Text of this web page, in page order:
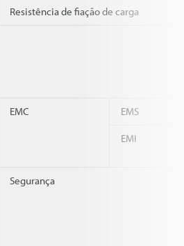
Resistência de fiação de carga
EMC EMS
EMI
Segurança